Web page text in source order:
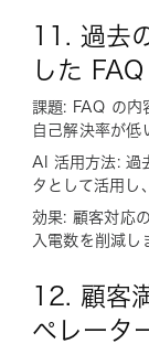
11. 過去
した
課題: FAQ の内
自己解決率が低
AI 活用方法: 過
タとして活用し
効果: 顧客対応
入電数を削減し
12. 顧客
ペレータ